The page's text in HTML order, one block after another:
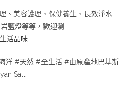
、美容護理、保健養生、長效淨水
鹽燈等等，歡迎瀏
活品味
洋 #天然 #全生活 #由原產地巴基斯
Salt